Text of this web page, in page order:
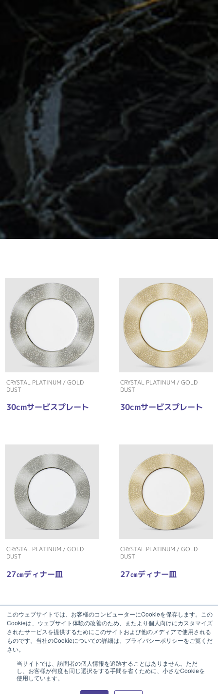
このウェブサイトでは、お客様のコンピューターにCookieを保存します。この
Cookieは、ウェブサイト体験の改善のため、またより個人向けにカスタマイズ
されたサービスを提供するためにこのサイトおよび他のメディアで使用される
ものです。当社のCookieについての詳細は、プライバシーポリシーをご覧くだ
さい。
当サイトでは、訪問者の個人情報を追跡することはありません。ただ
し、お客様が何度も同じ選択をする手間を省くために、小さなCookieを
使用しています。
CRYSTAL PLATINUM / GOLD
DUST
30cmサービスプレート
CRYSTAL PLATINUM / GOLD
DUST
30cmサービスプレート
CRYSTAL PLATINUM / GOLD
DUST
27㎝ディナー皿
CRYSTAL PLATINUM / GOLD
DUST
27㎝ディナー皿